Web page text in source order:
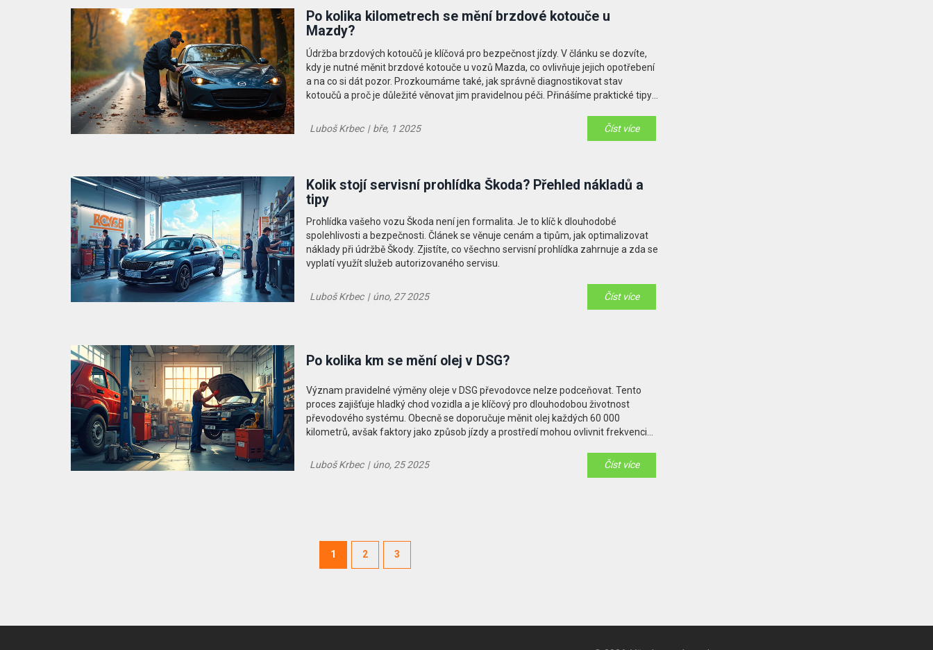
Po kolika kilometrech se mění brzdové kotouče u
Mazdy?
Údržba brzdových kotoučů je klíčová pro bezpečnost jízdy. V článku se dozvíte,
kdy je nutné měnit brzdové kotouče u vozů Mazda, co ovlivňuje jejich opotřebení
a na co si dát pozor. Prozkoumáme také, jak správně diagnostikovat stav
kotoučů a proč je důležité věnovat jim pravidelnou péči. Přinášíme praktické tipy,
Luboš Krbec | bře, 1 2025 Číst více
Kolik stojí servisní prohlídka Škoda? Přehled nákladů a
tipy
Prohlídka vašeho vozu Škoda není jen formalita. Je to klíč k dlouhodobé
spolehlivosti a bezpečnosti. Článek se věnuje cenám a tipům, jak optimalizovat
náklady při údržbě Škody. Zjistíte, co všechno servisní prohlídka zahrnuje a zda se
vyplatí využít služeb autorizovaného servisu.
Luboš Krbec | úno, 27 2025 Číst více
Po kolika km se mění olej v DSG?
Význam pravidelné výměny oleje v DSG převodovce nelze podceňovat. Tento
proces zajišťuje hladký chod vozidla a je klíčový pro dlouhodobou životnost
převodového systému. Obecně se doporučuje měnit olej každých 60 000
kilometrů, avšak faktory jako způsob jízdy a prostředí mohou ovlivnit frekvenci
perfektním stavu.
Luboš Krbec | úno, 25 2025 Číst více
1 2 3